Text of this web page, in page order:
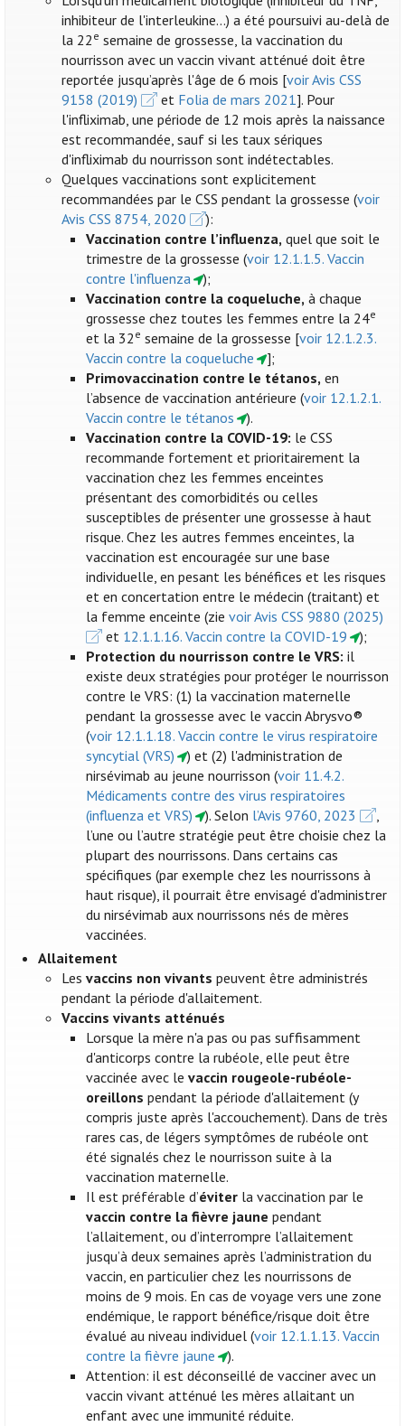
inhibiteur de l'interleukine...) a été poursuivi au-delà de
la 22 e semaine de grossesse, la vaccination du
nourrisson avec un vaccin vivant atténué doit être
reportée jusqu’après l'âge de 6 mois [voir Avis CSS
9158 (2019)
et Folia de mars 2021]. Pour
l'infliximab, une période de 12 mois après la naissance
est recommandée, sauf si les taux sériques
d'infliximab du nourrisson sont indétectables.
Quelques vaccinations sont explicitement
recommandées par le CSS pendant la grossesse (voir
Avis CSS 8754, 2020
):
Vaccination contre l’influenza, quel que soit le
trimestre de la grossesse (voir 12.1.1.5. Vaccin
contre l'influenza
);
Vaccination contre la coqueluche,à chaque
grossesse chez toutes les femmes entre la 24e
et la 32 e semaine de la grossesse [voir 12.1.2.3.
Vaccin contre la coqueluche
];
Primovaccination contre le tétanos, en
l’absence de vaccination antérieure (voir 12.1.2.1.
Vaccin contre le tétanos
).
Vaccination contre la COVID-19: le CSS
recommande fortement et prioritairement la
vaccination chez les femmes enceintes
présentant des comorbidités ou celles
susceptibles de présenter une grossesse à haut
risque. Chez les autres femmes enceintes, la
vaccination est encouragée sur une base
individuelle, en pesant les bénéfices et les risques
et en concertation entre le médecin (traitant) et
la femme enceinte (zie voir Avis CSS 9880 (2025)
et 12.1.1.16. Vaccin contre la COVID-19
);
Protection du nourrisson contre le VRS: il
existe deux stratégies pour protéger le nourrisson
contre le VRS: (1) la vaccination maternelle
pendant la grossesse avec le vaccin Abrysvo®
(voir 12.1.1.18. Vaccin contre le virus respiratoire
syncytial (VRS)
) et (2) l'administration de
nirsévimab au jeune nourrisson (voir 11.4.2.
Médicaments contre des virus respiratoires
(influenza et VRS)
). Selon l’Avis 9760, 2023
,
l’une ou l’autre stratégie peut être choisie chez la
plupart des nourrissons. Dans certains cas
spécifiques (par exemple chez les nourrissons à
haut risque), il pourrait être envisagé d'administrer
du nirsévimab aux nourrissons nés de mères
vaccinées.
Allaitement
Lesvaccins non vivants peuvent être administrés
pendant la période d'allaitement.
Vaccins vivants atténués
Lorsque la mère n'a pas ou pas suffisamment
d'anticorps contre la rubéole, elle peut être
vaccinée avec le vaccin rougeole-rubéole-
oreillons pendant la période d'allaitement (y
compris juste après l'accouchement). Dans de très
rares cas, de légers symptômes de rubéole ont
été signalés chez le nourrisson suite à la
vaccination maternelle.
Il est préférable d’éviterla vaccination par le
vaccin contre la fièvre jaune pendant
l’allaitement, ou d’interrompre l’allaitement
jusqu’à deux semaines après l’administration du
vaccin, en particulier chez les nourrissons de
moins de 9 mois. En cas de voyage vers une zone
endémique, le rapport bénéfice/risque doit être
évalué au niveau individuel (voir 12.1.1.13. Vaccin
contre la fièvre jaune
).
Attention: il est déconseillé de vacciner avec un
vaccin vivant atténué les mères allaitant un
enfant avec une immunité réduite.